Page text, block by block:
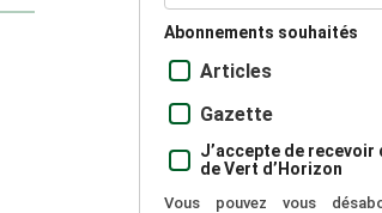
Abonnements souhaités
Articles
Gazette
J’accepte de recevoir
de Vert d’Horizon
Vous pouvez vous